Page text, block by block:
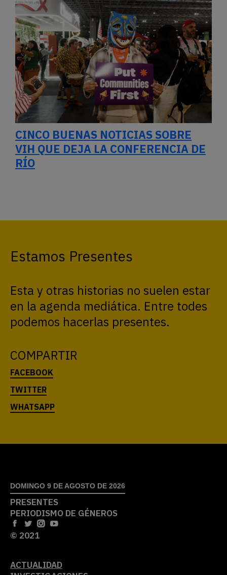
CINCO BUENAS NOTICIAS SOBRE
VIH QUE DEJA LA CONFERENCIA DE
RÍO
Estamos Presentes
Esta y otras historias no suelen estar
en la agenda mediática. Entre todes
podemos hacerlas presentes.
COMPARTIR
DOMINGO 9 DE AGOSTO DE 2026
PRESENTES
PERIODISMO DE GÉNEROS
© 2021
ACTUALIDAD